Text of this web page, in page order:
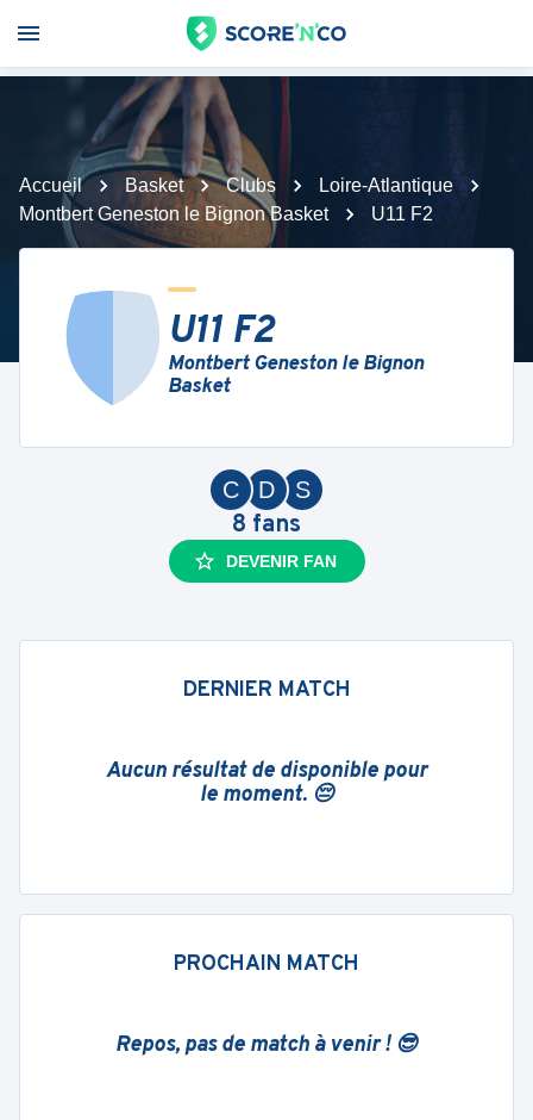
Accueil Basket Clubs
Loire-Atlantique
Montbert Geneston le Bignon Basket
U11 F2
U11 F2
Montbert Geneston le Bignon
Basket
S
D
C
8 fans
DEVENIR FAN
DERNIER MATCH
Aucun résultat de disponible pour
le moment. 😔
PROCHAIN MATCH
Repos, pas de match à venir ! 😎